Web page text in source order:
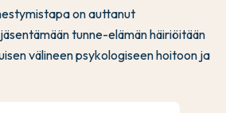
on auttanut
tunne-elämän häiriöitään
välineen psykologiseen hoitoon ja